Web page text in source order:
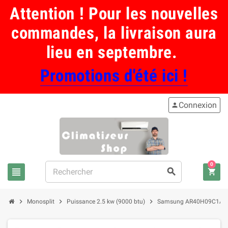
Attention ! Pour les nouvelles
commandes, la livraison aura
lieu en septembre.
Promotions d'été ici !
view_headline search
person Connexion
shopping_cart
0
chevron_right Monosplit chevron_right Puissance 2.5 kw (9000 btu) chevron_right Samsung